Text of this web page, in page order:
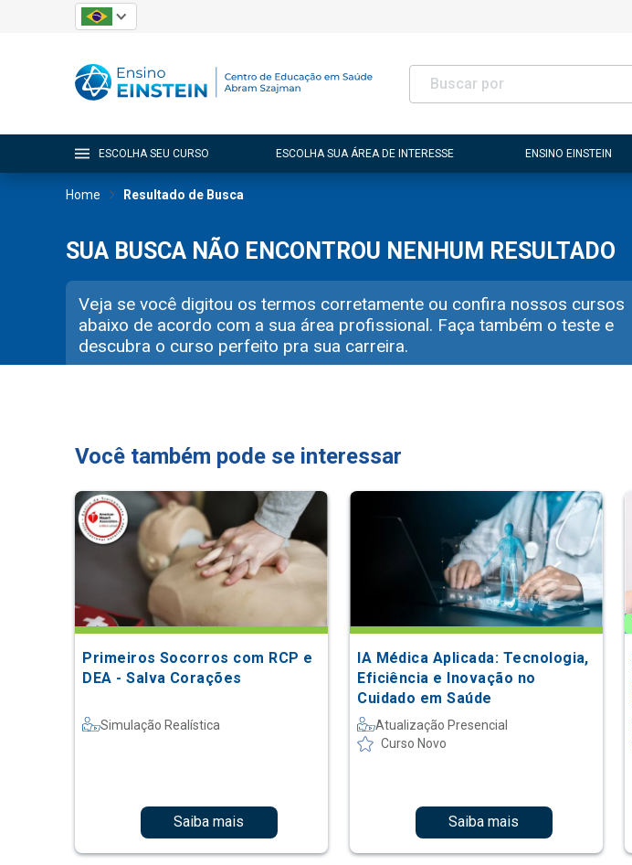
ESCOLHA SEU CURSO ESCOLHA SUA ÁREA DE INTERESSE ENSINO EINSTEIN
Home Resultado de Busca
SUA BUSCA NÃO ENCONTROU NENHUM RESULTADO
Veja se você digitou os termos corretamente ou confira nossos cursos
abaixo de acordo com a sua área profissional. Faça também o teste e
descubra o curso perfeito pra sua carreira.
Você também pode se interessar
Primeiros Socorros com RCP e
DEA - Salva Corações
Simulação Realística
Saiba mais
IA Médica Aplicada: Tecnologia,
Eficiência e Inovação no
Cuidado em Saúde
Atualização Presencial
Curso Novo
Saiba mais